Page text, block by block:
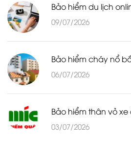
Bảo hiểm du lịch
09/07/2026
Bảo hiểm cháy nổ
06/07/2026
Bảo hiểm thân vỏ
03/07/2026